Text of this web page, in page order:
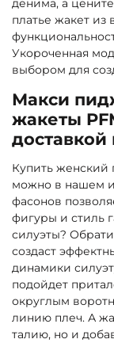
денима, а
платье жакет из
Укороченная
выбором для
Макси
жакеты
Купить женский
можно в нашем
фасонов
фигуры и стиль
силуэты?
создаст
динамики
подойдет
округлым
линию плеч. А
талию, но и